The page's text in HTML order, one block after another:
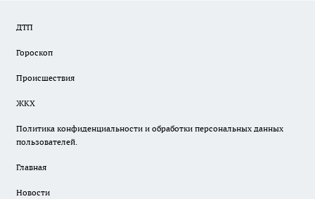
ДТП
Гороскоп
Происшествия
ЖКХ
Политика конфиденциальности и обработки персональных данных
пользователей.
Главная
Новости